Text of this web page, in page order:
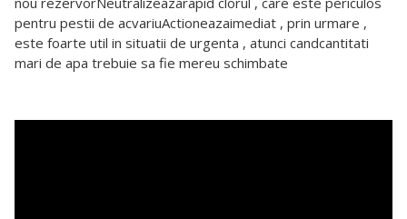
pentru pestii de acvariuActioneazaimediat , prin urmare ,
este foarte util in situatii de urgenta , atunci candcantitati
mari de apa trebuie sa fie mereu schimbate